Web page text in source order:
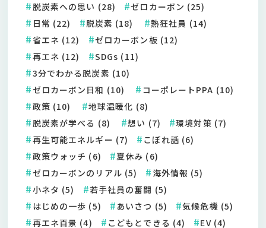
脱炭素への思い (28)
ゼロカーボン (25)
日常 (22)
脱炭素 (18)
熱狂社員 (14)
省エネ (12)
ゼロカーボン板 (12)
再エネ (12)
SDGs (11)
3分でわかる脱炭素 (10)
ゼロカーボン日和 (10)
コーポレートPPA (10)
政策 (10)
地球温暖化 (8)
脱炭素が学べる (8)
想い (7)
環境対策 (7)
再生可能エネルギー (7)
こぼれ話 (6)
政策ウォッチ (6)
夏休み (6)
ゼロカーボンのリアル (5)
海外情報 (5)
小ネタ (5)
若手社員の奮闘 (5)
はじめの一歩 (5)
あいさつ (5)
気候危機 (5)
再エネ百景 (4)
こどもとできる (4) EV (4)